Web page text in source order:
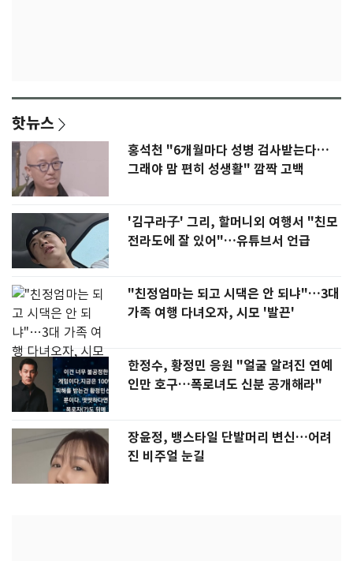
핫뉴스
홍석천 "6개월마다 성병 검사받는다…
그래야 맘 편히 성생활" 깜짝 고백
'김구라子' 그리, 할머니외 여행서 "친모
전라도에 잘 있어"…유튜브서 언급
"친정엄마는 되고 시댁은 안 되냐"…3대
가족 여행 다녀오자, 시모 '발끈'
한정수, 황정민 응원 "얼굴 알려진 연예
인만 호구…폭로녀도 신분 공개해라"
장윤정, 뱅스타일 단발머리 변신…어려
진 비주얼 눈길